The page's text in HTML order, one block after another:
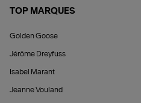
TOP MARQUES
Golden Goose
Jérôme Dreyfuss
Isabel Marant
Jeanne Vouland